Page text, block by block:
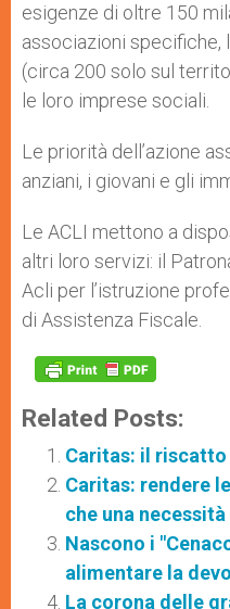
esigenze di oltre 150
associazioni specifiche,
(circa 200 solo sul
le loro imprese sociali.
Le priorità dell’azione
anziani, i giovani e gli
Le ACLI mettono a
altri loro servizi: il
Acli per l’istruzione
di Assistenza Fiscale.
Related Posts:
Caritas: il
Caritas: rendere
che una necessità
Nascono i
alimentare la
La corona delle